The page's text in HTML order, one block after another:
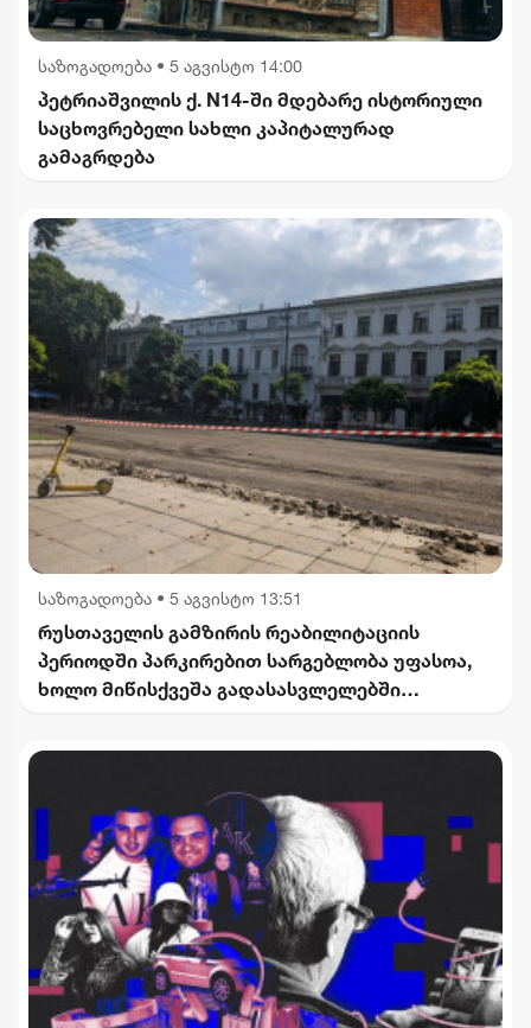
საზოგადოება • 5 აგვისტო 14:00
პეტრიაშვილის ქ. N14-ში მდებარე ისტორიული
საცხოვრებელი სახლი კაპიტალურად
გამაგრდება
საზოგადოება • 5 აგვისტო 13:51
რუსთაველის გამზირის რეაბილიტაციის
პერიოდში პარკირებით სარგებლობა უფასოა,
ხოლო მიწისქვეშა გადასასვლელებში
გათავისუფლდებიან გადასახადებისგან